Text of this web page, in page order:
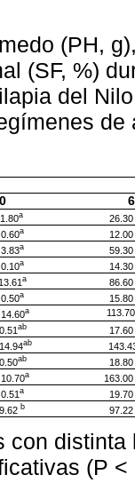
(PH,
(SF, %)
del
a
a
a
a
a
a
a
ab
ab
ab
a
a
b
con
(P